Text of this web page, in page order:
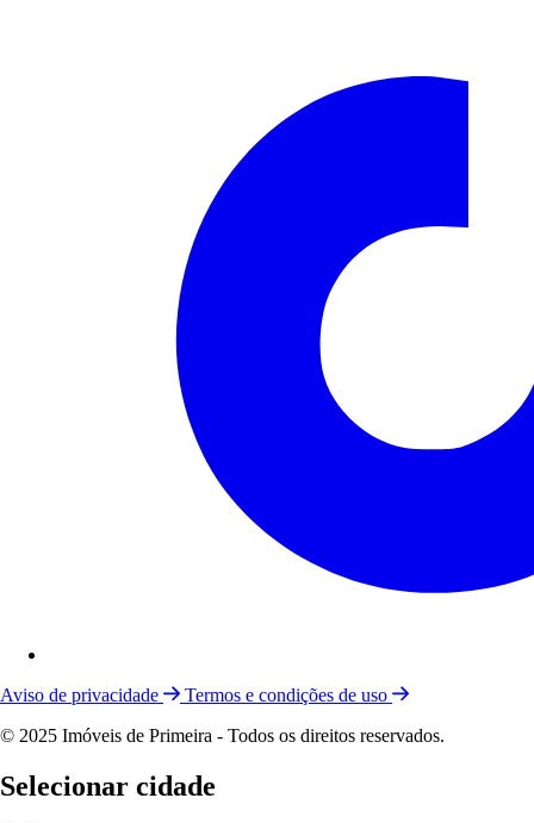
Aviso de privacidade
Termos e condições de uso
© 2025 Imóveis de Primeira - Todos os direitos reservados.
Selecionar cidade